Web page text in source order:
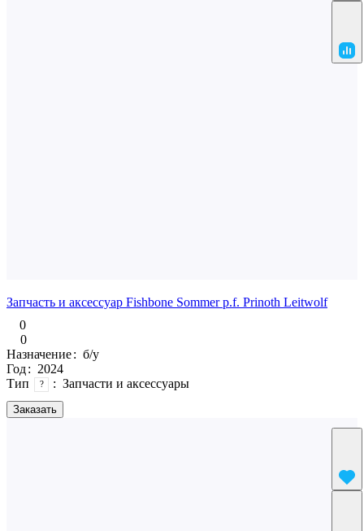
Запчасть и аксессуар Fishbone Sommer p.f. Prinoth Leitwolf
0
0
Заказать
Назначение: б/у
Год: 2024
Тип
? : Запчасти и аксессуары